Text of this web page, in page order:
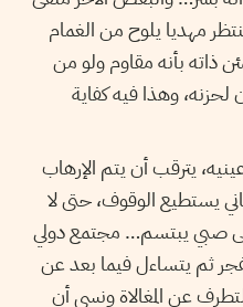
مهديا يلوح من الغمام
ذاته بأنه مقاوم ولو من
لحزنه، وهذا فيه كفاية
يترقب أن يتم الإرهاب
يستطيع الوقوف، حتى لا
صبي يبتسم… مجتمع دولي
ثم يتساءل فيما بعد عن
عن المغالاة ونسي أن